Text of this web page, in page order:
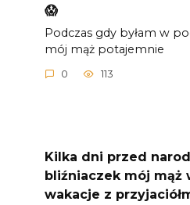
😱
Podczas gdy byłam w
mój mąż potajemnie
0 113
Kilka dni przed
bliźniaczek mój mąż
wakacje z